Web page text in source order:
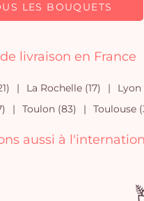
LES BOUQUETS
livraison en France
La Rochelle (17) Lyon
Toulon (83) Toulouse
aussi à